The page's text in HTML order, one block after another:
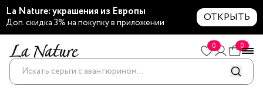
La Nature: украшения из Европы
Доп. скидка 3% на покупку в приложении ОТКРЫТЬ
0 0